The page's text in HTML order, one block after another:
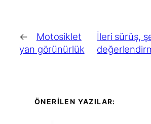
←
Motosiklet
yan görünürlük
İleri sürüş,
ÖNERİLEN YAZILAR: